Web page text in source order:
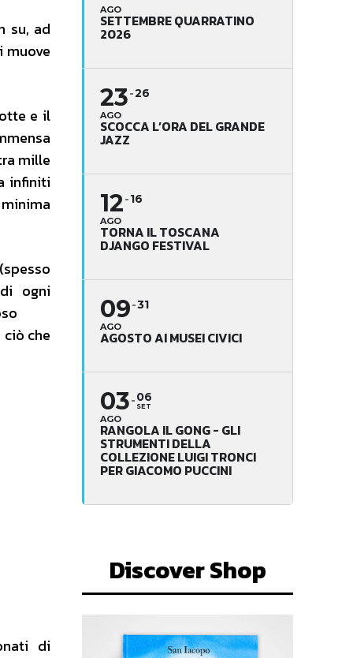
su, ad
muove
e il
mille
infiniti
ogni
che
di
AGO
SETTEMBRE QUARRATINO
2026
23
AGO
26
SCOCCA L’ORA DEL GRANDE
JAZZ
12
AGO
16
TORNA IL TOSCANA
DJANGO FESTIVAL
09
AGO
31
AGOSTO AI MUSEI CIVICI
03
AGO
06
SET
RANGOLA IL GONG - GLI
STRUMENTI DELLA
COLLEZIONE LUIGI TRONCI
PER GIACOMO PUCCINI
Discover Shop